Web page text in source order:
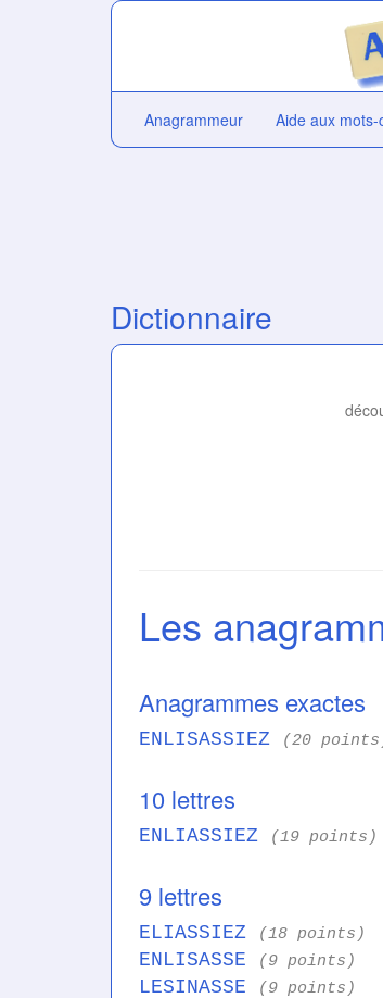
Anagrammeur Aide aux
Dictionnaire
Les
Anagrammes exactes
ENLISASSIEZ (20
10 lettres
ENLIASSIEZ (19 points)
9 lettres
ELIASSIEZ (18 points)
ENLISASSE (9 points)
LESINASSE (9 points)